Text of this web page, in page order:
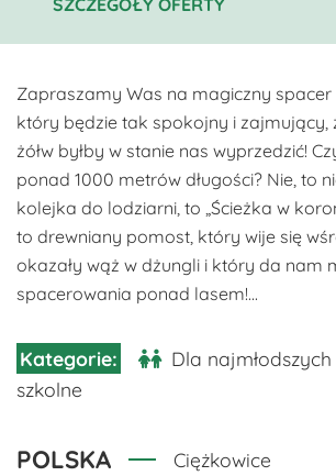
Zapraszamy Was na magiczny spacer
który będzie tak spokojny i zajmujący,
żółw byłby w stanie nas wyprzedzić!
ponad 1000 metrów długości? Nie, to
kolejka do lodziarni, to „Ścieżka w
to drewniany pomost, który wije się
okazały wąż w dżungli i który da nam
spacerowania ponad lasem!...
Dla najmłodszych
szkolne
POLSKA Ciężkowice